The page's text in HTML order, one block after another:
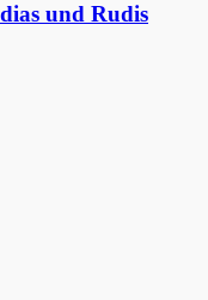
und Rudis